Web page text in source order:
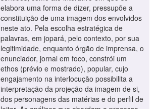
elabora uma forma de dizer, pressupõe a
constituição de uma imagem dos envolvidos
neste ato. Pela escolha estratégica de
palavras, em jopará, pelo contexto, por sua
legitimidade, enquanto órgão de imprensa, o
enunciador, jornal em foco, constrói um
ethos (prévio e mostrado), popular, cujo
engajamento na interlocução possibilita a
interpretação da projeção da imagem de si,
dos personagens das matérias e do perfil de